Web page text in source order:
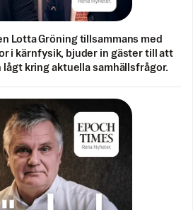
Lotta Gröning tillsammans med
i kärnfysik, bjuder in gäster till att
kring aktuella samhällsfrågor.